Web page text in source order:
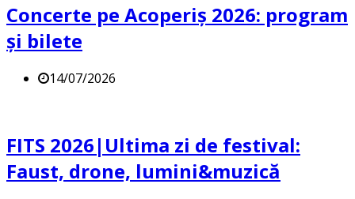
Concerte pe Acoperiș 2026: program
și bilete
14/07/2026
FITS 2026|Ultima zi de festival:
Faust, drone, lumini&muzică